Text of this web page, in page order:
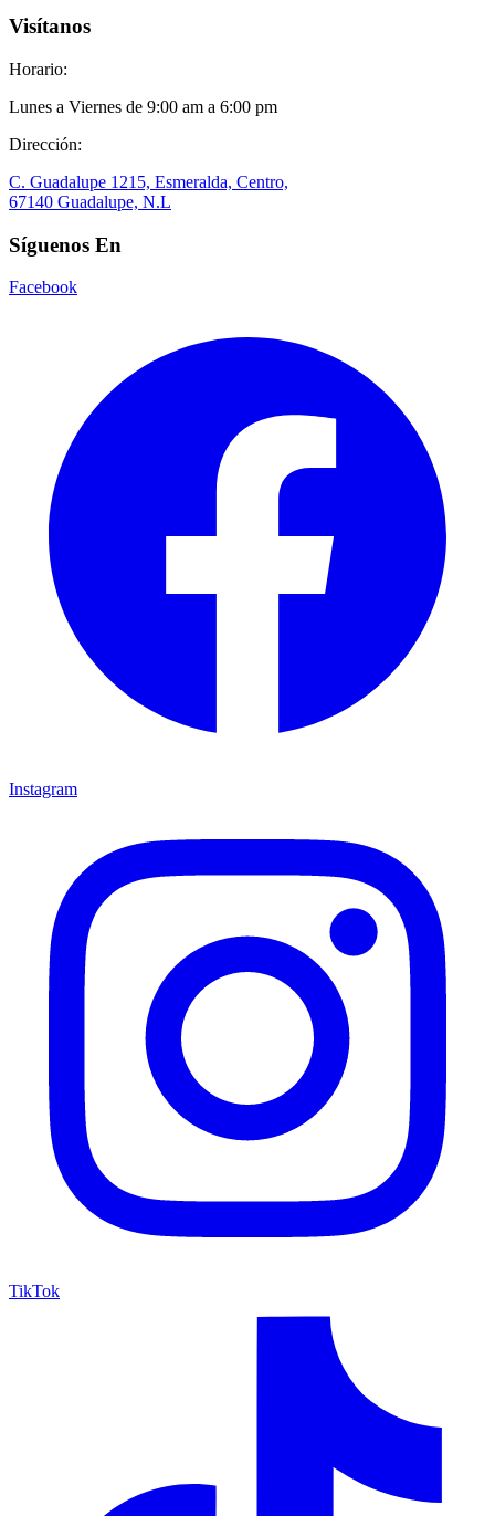
Visítanos
Horario:
Lunes a Viernes de 9:00 am a 6:00 pm
Dirección:
C. Guadalupe 1215, Esmeralda, Centro,
67140 Guadalupe, N.L
Síguenos En
Facebook
Instagram
TikTok